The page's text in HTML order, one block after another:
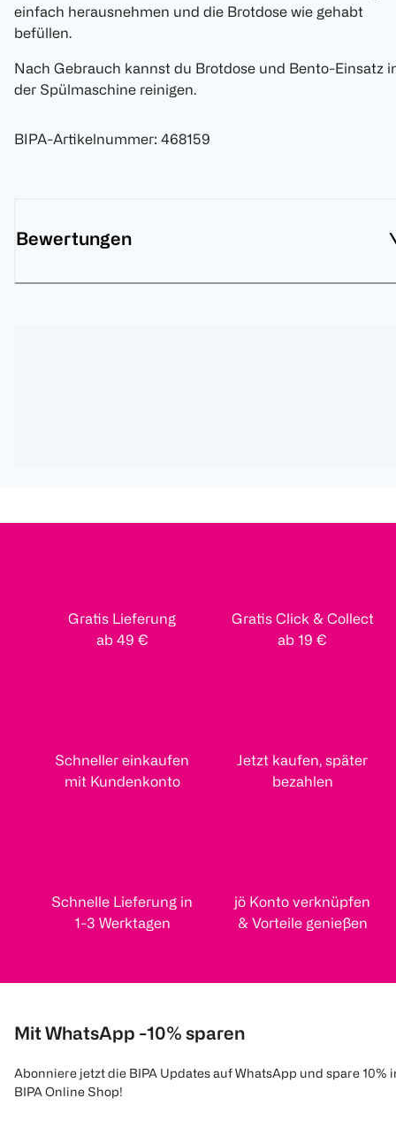
einfach herausnehmen und die Brotdose wie gehabt
befüllen.
Nach Gebrauch kannst du Brotdose und Bento-Einsatz
der Spülmaschine reinigen.
BIPA-Artikelnummer: 468159
Bewertungen
Gratis Lieferung
ab 49 €
Gratis Click & Collect
ab 19 €
Schneller einkaufen
mit Kundenkonto
Jetzt kaufen, später
bezahlen
Schnelle Lieferung in
1-3 Werktagen
jö Konto verknüpfen
& Vorteile genießen
Mit WhatsApp -10% sparen
Abonniere jetzt die BIPA Updates auf WhatsApp und spare 10%
BIPA Online Shop!